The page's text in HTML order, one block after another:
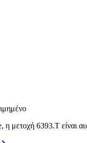
6393.T είναι